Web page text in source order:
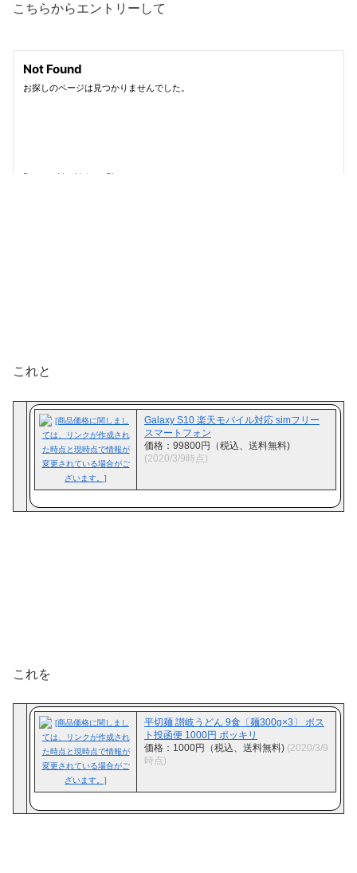
こちらからエントリーして
これと
Galaxy S10 楽天モバイル対応 simフリー
スマートフォン
価格：99800円（税込、送料無料)
(2020/3/9時点)
これを
平切麺 讃岐うどん 9食〔麺300g×3〕 ポス
ト投函便 1000円 ポッキリ
価格：1000円（税込、送料無料) (2020/3/9
時点)